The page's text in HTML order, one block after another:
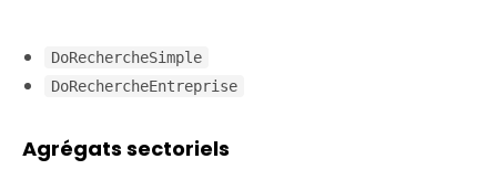
DoRechercheSimple
DoRechercheEntreprise
Agrégats sectoriels